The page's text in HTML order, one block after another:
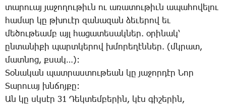
տա­րո­ւայ յա­ջո­ղու­թիւն ու ա­ռա­տու­թիւն ա­պա­հո­վե­լու
հա­մար կը թխո­ւէր զա­նա­զան ձե­ւե­րով եւ
մե­ծու­թեամբ այլ հա­ցա­տե­սակ­ներ. օ­րի­նակ՝
ըն­տա­նի­քի պարտ­կե­րով խմո­րե­ղէն­ներ. (մկրատ,
մատ­նոց, քսակ…):
­Տօ­նա­կան պատ­րաս­տու­թեան կը յա­ջոր­դէր ­Նոր
­Տա­րո­ւայ խնճոյ­քը:
Ան կը սկսէր 31 ­Դեկ­տեմ­բե­րին, կէս գի­շե­րին,